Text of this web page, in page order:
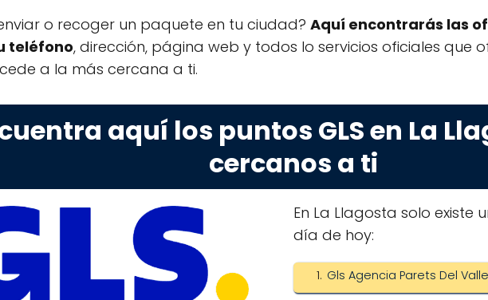
o recoger un paquete en tu ciudad? Aquí encontrarás las
teléfono, dirección, página web y todos lo servicios oficiales que
a la más cercana a ti.
aquí los puntos GLS en La
cercanos a ti
En La Llagosta solo existe
día de hoy:
Gls Agencia Parets Del